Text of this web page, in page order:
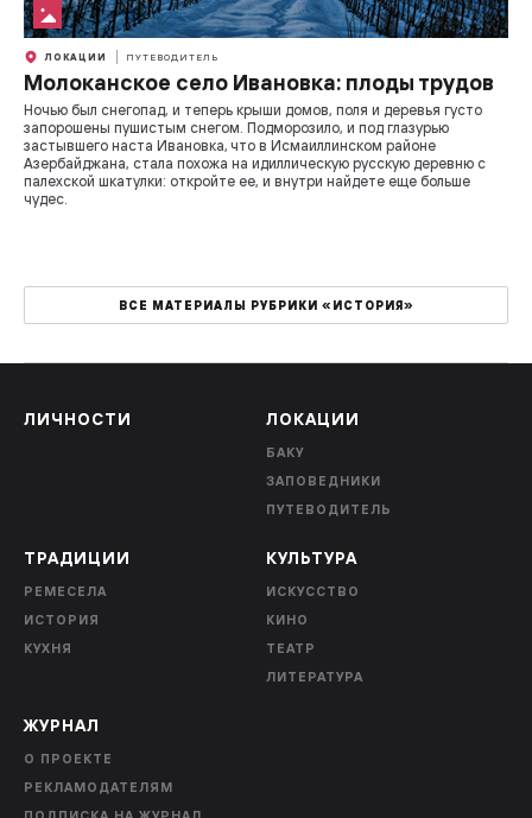
ЛОКАЦИИ ПУТЕВОДИТЕЛЬ
Молоканское село Ивановка: плоды трудов
Ночью был снегопад, и теперь крыши домов, поля и деревья густо
запорошены пушистым снегом. Подморозило, и под глазурью
застывшего наста Ивановка, что в Исмаиллинском районе
Азербайджана, стала похожа на идиллическую русскую деревню с
палехской шкатулки: откройте ее, и внутри найдете еще больше
чудес.
ВСЕ МАТЕРИАЛЫ РУБРИКИ «ИСТОРИЯ»
ЛИЧНОСТИ ЛОКАЦИИ
БАКУ
ЗАПОВЕДНИКИ
ПУТЕВОДИТЕЛЬ
ТРАДИЦИИ
РЕМЕСЕЛА
ИСТОРИЯ
КУХНЯ
КУЛЬТУРА
ИСКУССТВО
КИНО
ТЕАТР
ЛИТЕРАТУРА
ЖУРНАЛ
О ПРОЕКТЕ
РЕКЛАМОДАТЕЛЯМ